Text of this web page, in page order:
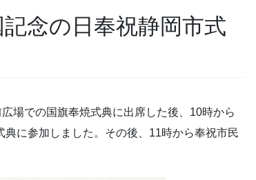
念の日奉祝静岡市式
場での国旗奉焼式典に出席した後、10時から
に参加しました。その後、11時から奉祝市民